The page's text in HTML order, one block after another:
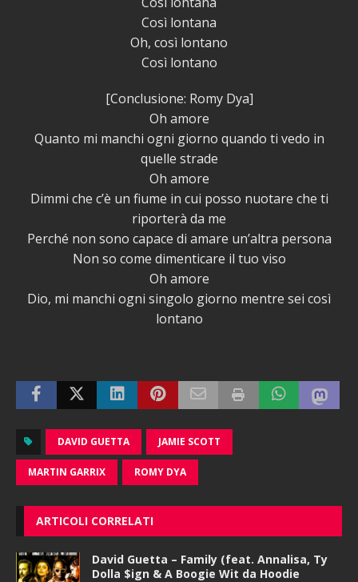
Così lontana
Oh, così lontano
Così lontano
[Conclusione: Romy Dya]
Oh amore
Quanto mi manchi ogni giorno quando ti vedo in
quelle strade
Oh amore
Dimmi che c’è un fiume in cui posso nuotare che ti
riporterà da me
Perché non sono capace di amare un’altra persona
Non so come dimenticare il tuo viso
Oh amore
Dio, mi manchi ogni singolo giorno mentre sei così
lontano
DAVID GUETTA JAMIE SCOTT
MARTIN GARRIX ROMY DYA
ARTICOLI CORRELATI
David Guetta – Family (feat. Annalisa, Ty
Dolla $ign & A Boogie Wit da Hoodie